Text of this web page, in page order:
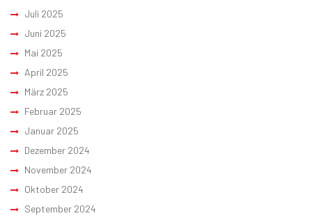
Juli 2025
Juni 2025
Mai 2025
April 2025
März 2025
Februar 2025
Januar 2025
Dezember 2024
November 2024
Oktober 2024
September 2024